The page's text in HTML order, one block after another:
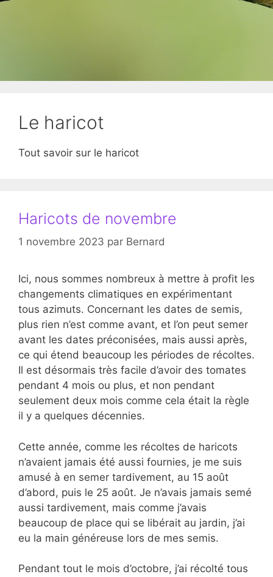
Le haricot
Tout savoir sur le haricot
Haricots de novembre
1 novembre 2023 par Bernard
Ici, nous sommes nombreux à mettre à profit les
changements climatiques en expérimentant
tous azimuts. Concernant les dates de semis,
plus rien n’est comme avant, et l’on peut semer
avant les dates préconisées, mais aussi après,
ce qui étend beaucoup les périodes de récoltes.
Il est désormais très facile d’avoir des tomates
pendant 4 mois ou plus, et non pendant
seulement deux mois comme cela était la règle
il y a quelques décennies.
Cette année, comme les récoltes de haricots
n’avaient jamais été aussi fournies, je me suis
amusé à en semer tardivement, au 15 août
d’abord, puis le 25 août. Je n’avais jamais semé
aussi tardivement, mais comme j’avais
beaucoup de place qui se libérait au jardin, j’ai
eu la main généreuse lors de mes semis.
Pendant tout le mois d’octobre, j’ai récolté tous